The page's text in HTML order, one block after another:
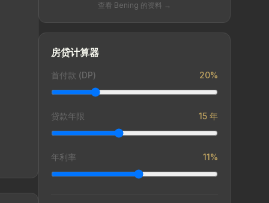
查看 Bening 的资料 →
房贷计算器
首付款 (DP) 20%
贷款年限 15 年
年利率 11%